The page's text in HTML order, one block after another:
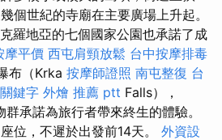
個世紀的寺廟在主要廣場上升起。
羅地亞的七個國家公園也承諾了成
摩平價 西屯肩頸放鬆 台中按摩排毒
布（Krka 按摩師證照 南屯整復 台
關鍵字 外燴 推薦 ptt Falls），
承諾為旅行者帶來終生的體驗。
位，不遲於出發前14天。 外資設